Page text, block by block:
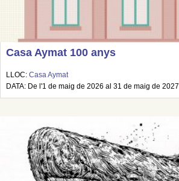
Casa Aymat 100 anys
LLOC: Casa Aymat
DATA: De l'1 de maig de 2026 al 31 de maig de 2027